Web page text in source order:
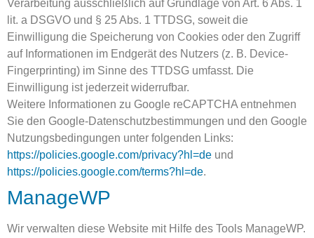
Verarbeitung ausschließlich auf Grundlage von Art. 6 Abs. 1
lit. a DSGVO und § 25 Abs. 1 TTDSG, soweit die
Einwilligung die Speicherung von Cookies oder den Zugriff
auf Informationen im Endgerät des Nutzers (z. B. Device-
Fingerprinting) im Sinne des TTDSG umfasst. Die
Einwilligung ist jederzeit widerrufbar.
Weitere Informationen zu Google reCAPTCHA entnehmen
Sie den Google-Datenschutzbestimmungen und den Google
Nutzungsbedingungen unter folgenden Links:
https://policies.google.com/privacy?hl=de und
https://policies.google.com/terms?hl=de.
ManageWP
Wir verwalten diese Website mit Hilfe des Tools ManageWP.